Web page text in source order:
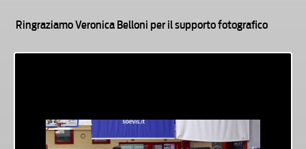
Ringraziamo Veronica Belloni per il supporto fotografico